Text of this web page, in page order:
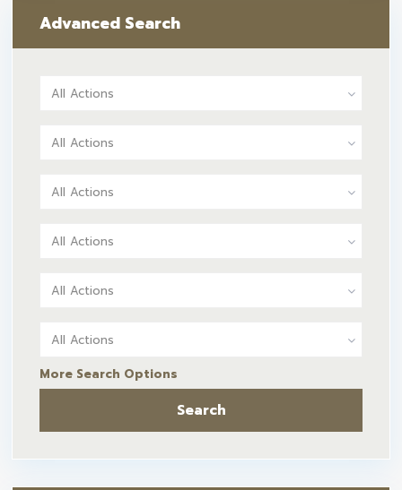
Advanced Search
All Actions
All Actions
All Actions
All Actions
All Actions
All Actions
More Search Options
Search